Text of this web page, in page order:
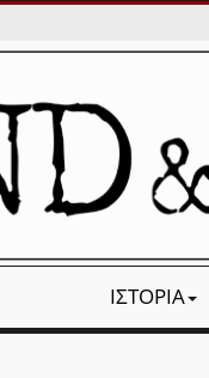
ΙΣΤΟΡΊΑ